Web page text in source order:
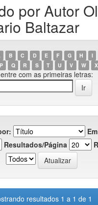
por Autor
Baltazar
B C D E F G H I
P Q R S T U V W X
com as primeiras letras:
Resultados/Página
resultados 1 a 1 de 1